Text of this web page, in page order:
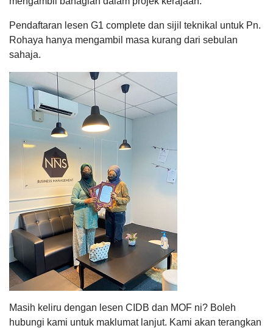
Pendaftaran lesen G1 complete dan sijil teknikal untuk Pn.
Rohaya hanya mengambil masa kurang dari sebulan
sahaja.
Masih keliru dengan lesen CIDB dan MOF ni? Boleh
hubungi kami untuk maklumat lanjut. Kami akan terangkan